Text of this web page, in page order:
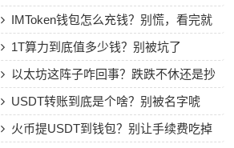
说点大实话
IMToken钱包怎么充钱？别慌，看完就
会1T算力到底值多少钱？别被坑了
以太坊这阵子咋回事？跌跌不休还是抄
底机会？
USDT转账到底是个啥？别被名字唬
住，一文说透
火币提USDT到钱包？别让手续费吃掉